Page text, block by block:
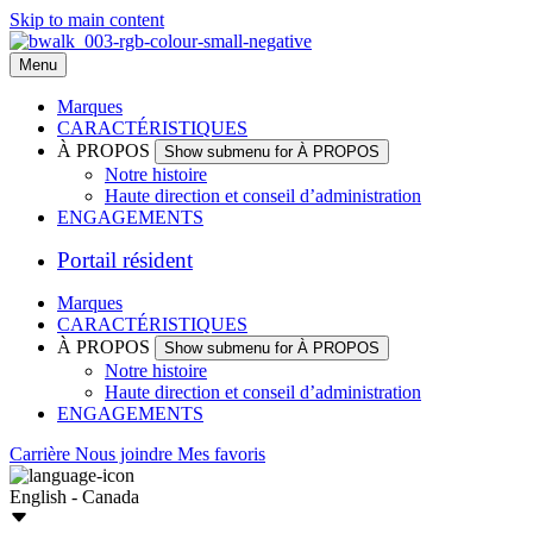
Skip to main content
Menu
Marques
CARACTÉRISTIQUES
À PROPOS
Show submenu for À PROPOS
Notre histoire
Haute direction et conseil d’administration
ENGAGEMENTS
Portail résident
Marques
CARACTÉRISTIQUES
À PROPOS
Show submenu for À PROPOS
Notre histoire
Haute direction et conseil d’administration
ENGAGEMENTS
Carrière Nous joindre Mes favoris
English - Canada